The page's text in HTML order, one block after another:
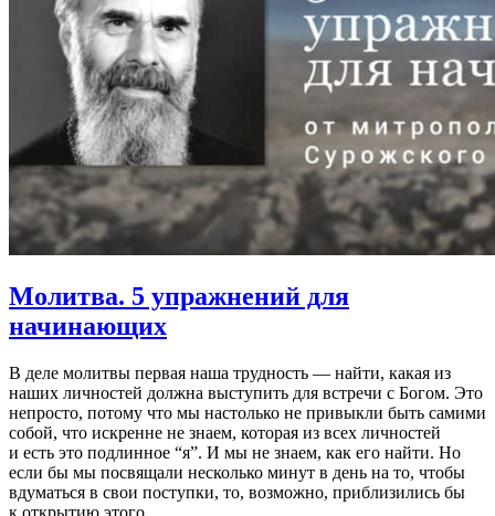
Молитва. 5 упражнений для
начинающих
В деле молитвы первая наша трудность — найти, какая из
наших личностей должна выступить для встречи с Богом. Это
непросто, потому что мы настолько не привыкли быть самими
собой, что искренне не знаем, которая из всех личностей
и есть это подлинное “я”. И мы не знаем, как его найти. Но
если бы мы посвящали несколько минут в день на то, чтобы
вдуматься в свои поступки, то, возможно, приблизились бы